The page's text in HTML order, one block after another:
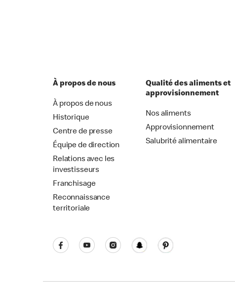
À propos de nous
À propos de nous
Historique
Centre de presse
Équipe de direction
Relations avec les
investisseurs
Franchisage
Reconnaissance
territoriale
Qualité des aliments et
approvisionnement
Nos aliments
Approvisionnement
Salubrité alimentaire